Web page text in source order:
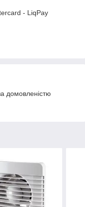
- LiqPay
домовленістю